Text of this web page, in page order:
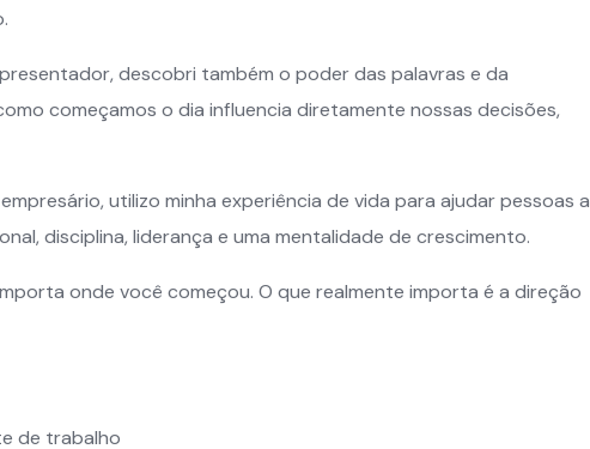
descobri também o poder das palavras e da
começamos o dia influencia diretamente nossas decisões,
utilizo minha experiência de vida para ajudar pessoas a
disciplina, liderança e uma mentalidade de crescimento.
onde você começou. O que realmente importa é a direção
de trabalho